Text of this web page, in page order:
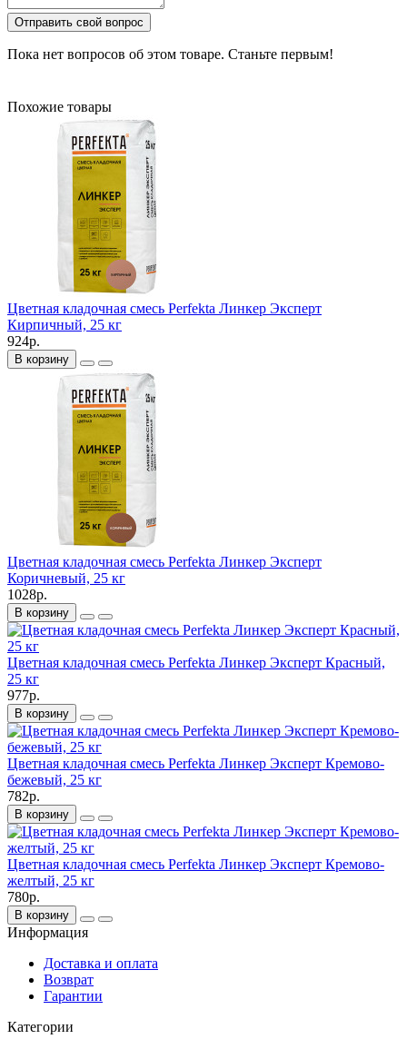
Отправить свой вопрос
Пока нет вопросов об этом товаре. Станьте первым!
Похожие товары
Цветная кладочная смесь Perfekta Линкер Эксперт
Кирпичный, 25 кг
924р.
В корзину
Цветная кладочная смесь Perfekta Линкер Эксперт
Коричневый, 25 кг
1028р.
В корзину
Цветная кладочная смесь Perfekta Линкер Эксперт Красный,
25 кг
977р.
В корзину
Цветная кладочная смесь Perfekta Линкер Эксперт Кремово-
бежевый, 25 кг
782р.
В корзину
Цветная кладочная смесь Perfekta Линкер Эксперт Кремово-
желтый, 25 кг
780р.
В корзину
Информация
Доставка и оплата
Возврат
Гарантии
Категории